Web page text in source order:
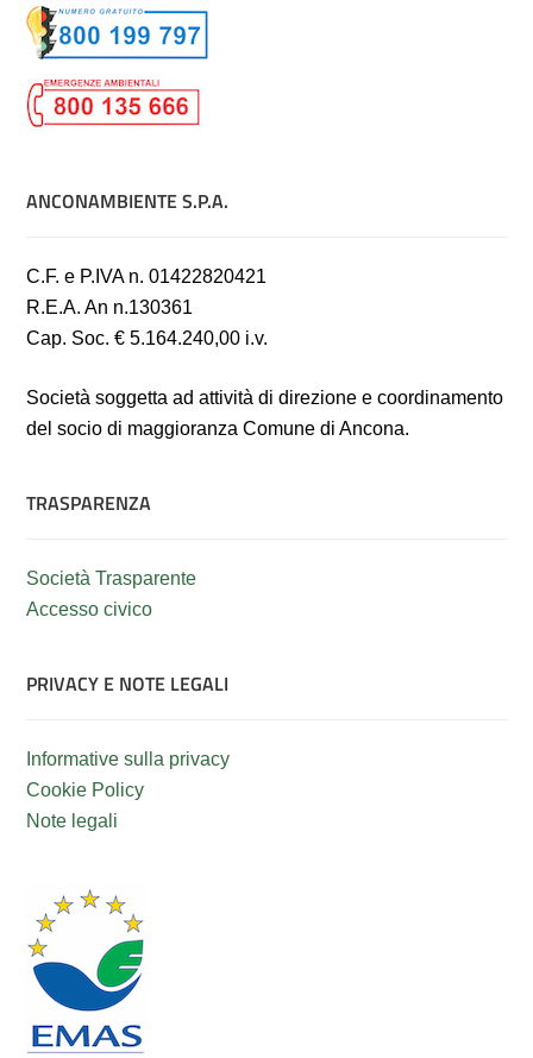
ANCONAMBIENTE S.P.A.
C.F. e P.IVA n. 01422820421
R.E.A. An n.130361
Cap. Soc. € 5.164.240,00 i.v.
Società soggetta ad attività di direzione e coordinamento
del socio di maggioranza Comune di Ancona.
TRASPARENZA
Società Trasparente
Accesso civico
PRIVACY E NOTE LEGALI
Informative sulla privacy
Cookie Policy
Note legali